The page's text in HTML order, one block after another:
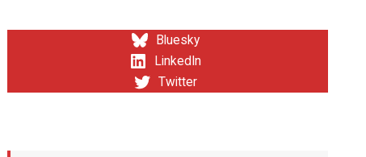
Bluesky
LinkedIn
Twitter